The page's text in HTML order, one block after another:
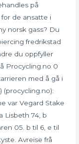
på
de ansatte i
norsk gass? Du
fredrikstad
du oppfyller
Procycling.no 0
med å gå i
(procycling.no):
var Vegard Stake
Lisbeth 74, b
05. b til 6, e til
Avreise frå